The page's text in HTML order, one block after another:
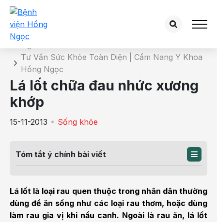
Chi tiết bài tư vấn
Tư Vấn Sức Khỏe Toàn Diện | Cẩm Nang Y Khoa
Hồng Ngọc
Lá lốt chữa đau nhức xương
khớp
15-11-2013 Sống khỏe
Tóm tắt ý chính bài viết
Lá lốt là loại rau quen thuộc trong nhân dân thường
dùng để ăn sống như các loại rau thơm, hoặc dùng
làm rau gia vị khi nấu canh. Ngoài là rau ăn, lá lốt